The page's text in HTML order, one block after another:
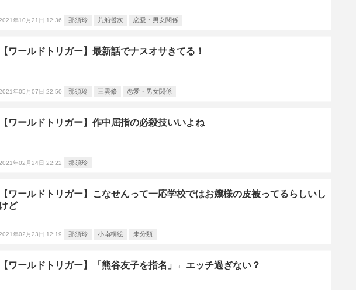
年10月21日 12:36 那須玲 荒船哲次 恋愛・男女関係
【ワールドトリガー】最新話でナスオサきてる！
年05月07日 22:50 那須玲 三雲修 恋愛・男女関係
【ワールドトリガー】作中屈指の必殺技いいよね
年02月24日 22:22 那須玲
【ワールドトリガー】こなせんって一応学校ではお嬢様の皮被ってるらしいし
けど
年02月23日 12:19 那須玲 小南桐絵 未分類
【ワールドトリガー】「熊谷友子を指名」←エッチ過ぎない？